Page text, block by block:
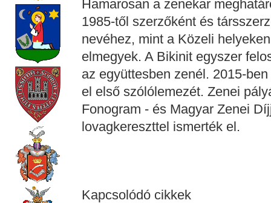
Hamarosan a zenekar
1985-től szerzőként és
nevéhez, mint a Közeli
elmegyek. A Bikinit egyszer
az együttesben zenél. 2015-
el első szólólemezét. Zenei
Fonogram - és Magyar Zenei
lovagkereszttel ismerték el.
Kapcsolódó cikkek